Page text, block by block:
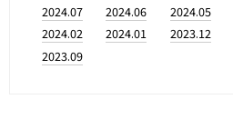
2024.07
2024.06 2024.05
2024.02
2024.01 2023.12
2023.09